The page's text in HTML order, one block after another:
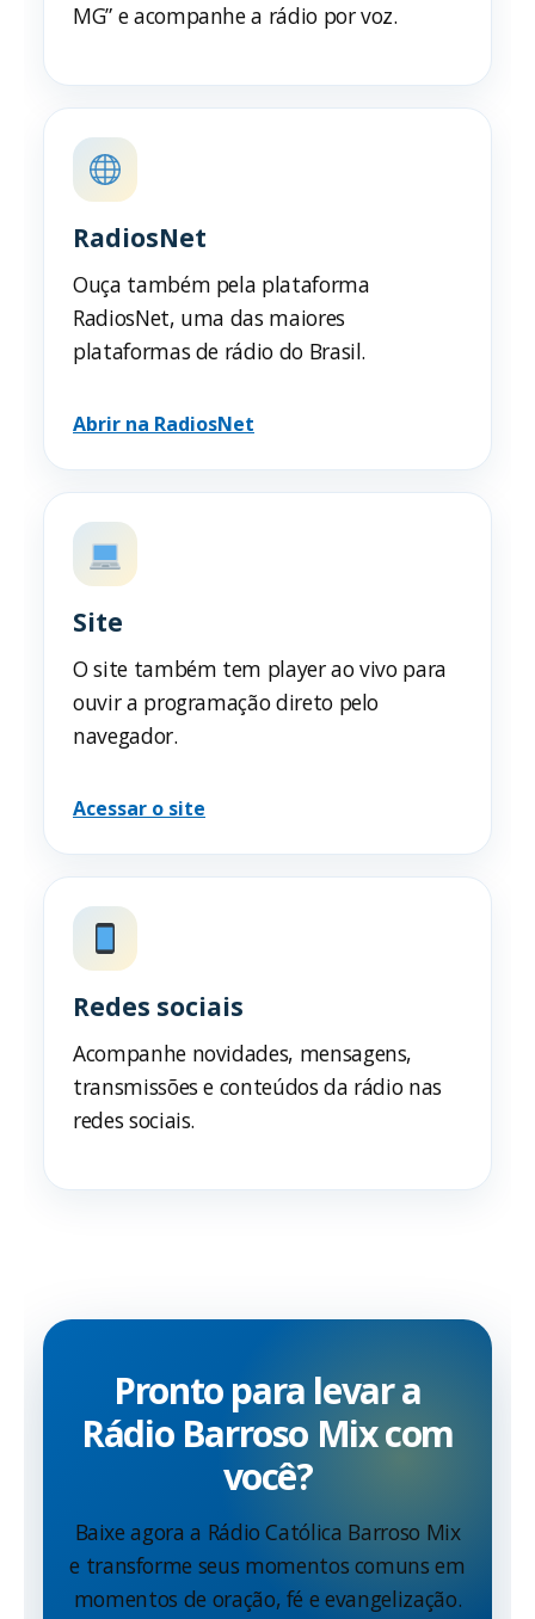
MG” e acompanhe a rádio por voz.
RadiosNet
Ouça também pela plataforma
RadiosNet, uma das maiores
plataformas de rádio do Brasil.
Abrir na RadiosNet
Site
O site também tem player ao vivo para
ouvir a programação direto pelo
navegador.
Acessar o site
Redes sociais
Acompanhe novidades, mensagens,
transmissões e conteúdos da rádio nas
redes sociais.
Pronto para levar a
Rádio Barroso Mix com
você?
Baixe agora a Rádio Católica Barroso Mix
e transforme seus momentos comuns em
momentos de oração, fé e evangelização.